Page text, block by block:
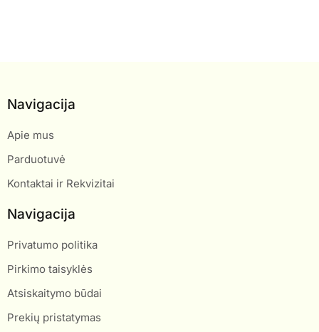
Navigacija
Apie mus
Parduotuvė
Kontaktai ir Rekvizitai
Navigacija
Privatumo politika
Pirkimo taisyklės
Atsiskaitymo būdai
Prekių pristatymas